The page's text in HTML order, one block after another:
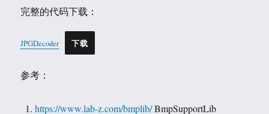
完整的代码下载：
JPGDecoder 下载
参考：
https://www.lab-z.com/bmplib/BmpSupportLib